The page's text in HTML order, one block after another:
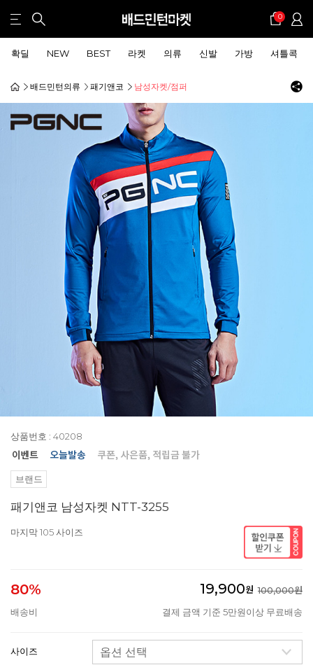
0
확딜 NEW BEST 라켓 의류 신발 가방 셔틀콕
배드민턴의류 패기앤코 남성자켓/점퍼
상품번호 : 40208
브랜드
패기앤코 남성자켓 NTT-3255
마지막 105 사이즈
80% 19,900원 100,000원
배송비
결제 금액 기준 5만원이상 무료배송
사이즈